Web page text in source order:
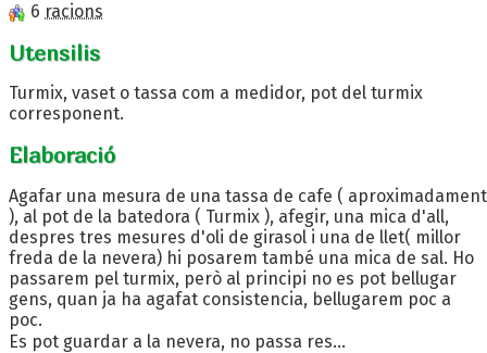
6 racions
Utensilis
Turmix, vaset o tassa com a medidor, pot del turmix
corresponent.
Elaboració
Agafar una mesura de una tassa de cafe ( aproximadament
), al pot de la batedora ( Turmix ), afegir, una mica d'all,
despres tres mesures d'oli de girasol i una de llet( millor
freda de la nevera) hi posarem també una mica de sal. Ho
passarem pel turmix, però al principi no es pot bellugar
gens, quan ja ha agafat consistencia, bellugarem poc a
poc.
Es pot guardar a la nevera, no passa res...